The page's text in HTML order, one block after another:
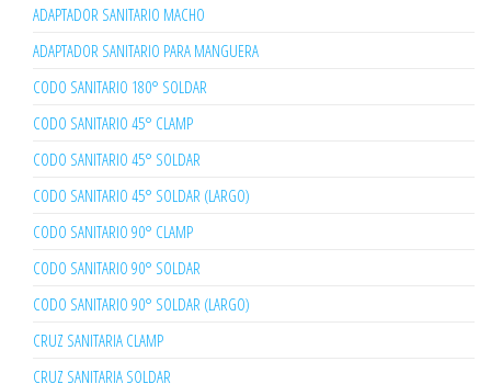
ADAPTADOR SANITARIO MACHO
ADAPTADOR SANITARIO PARA MANGUERA
CODO SANITARIO 180° SOLDAR
CODO SANITARIO 45° CLAMP
CODO SANITARIO 45° SOLDAR
CODO SANITARIO 45° SOLDAR (LARGO)
CODO SANITARIO 90° CLAMP
CODO SANITARIO 90° SOLDAR
CODO SANITARIO 90° SOLDAR (LARGO)
CRUZ SANITARIA CLAMP
CRUZ SANITARIA SOLDAR